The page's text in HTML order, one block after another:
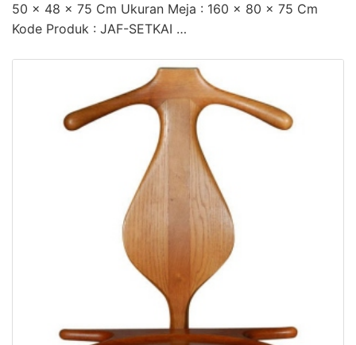
50 x 48 x 75 Cm Ukuran Meja : 160 x 80 x 75 Cm
Kode Produk : JAF-SETKAI …